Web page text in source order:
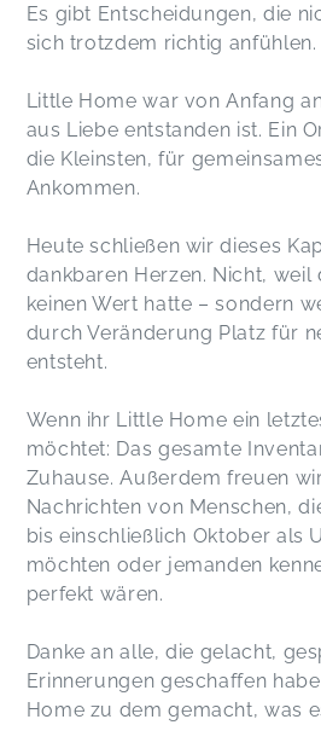
Es gibt Entscheidungen, die
sich trotzdem richtig anfühlen.
Little Home war von Anfang
aus Liebe entstanden ist. Ein
die Kleinsten, für
Ankommen.
Heute schließen wir dieses
dankbaren Herzen. Nicht, weil
keinen Wert hatte – sondern
durch Veränderung Platz für
entsteht.
Wenn ihr Little Home ein
möchtet: Das gesamte
Zuhause. Außerdem freuen
Nachrichten von Menschen,
bis einschließlich Oktober als
möchten oder jemanden
perfekt wären.
Danke an alle, die gelacht,
Erinnerungen geschaffen
Home zu dem gemacht, was